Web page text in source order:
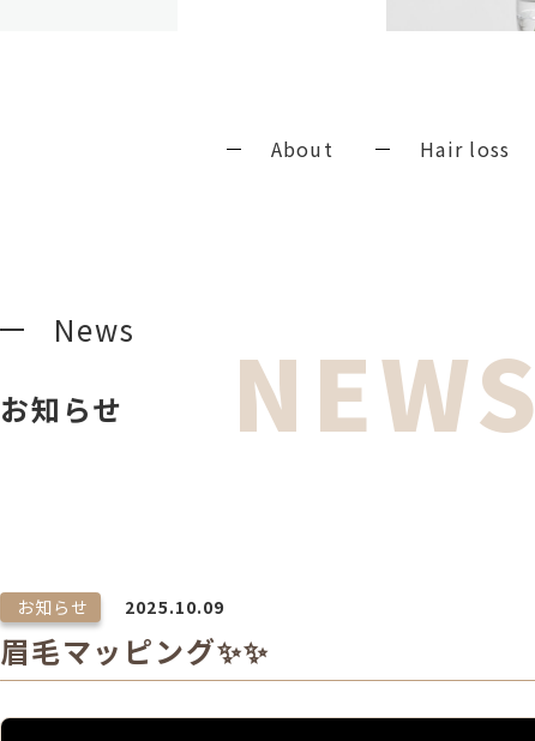
About Hair loss
News
お知らせ
NEWS
2025.10.09
お知らせ
眉毛マッピング✨✨